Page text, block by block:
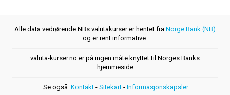
Alle data vedrørende NBs valutakurser er hentet fra Norge Bank (NB)
og er rent informative.
valuta-kurser.no er på ingen måte knyttet til Norges Banks
hjemmeside
Se også: Kontakt - Sitekart - Informasjonskapsler